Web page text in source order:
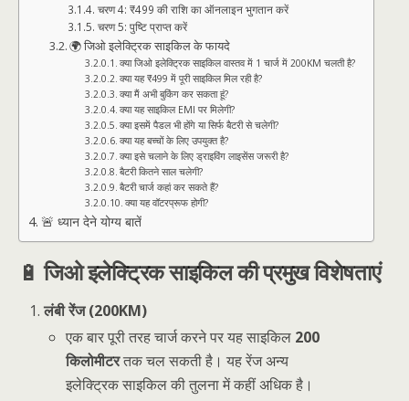
चरण 4: ₹499 की राशि का ऑनलाइन भुगतान करें
चरण 5: पुष्टि प्राप्त करें
🌍 जिओ इलेक्ट्रिक साइकिल के फायदे
क्या जिओ इलेक्ट्रिक साइकिल वास्तव में 1 चार्ज में 200KM चलती है?
क्या यह ₹499 में पूरी साइकिल मिल रही है?
क्या मैं अभी बुकिंग कर सकता हूं?
क्या यह साइकिल EMI पर मिलेगी?
क्या इसमें पैडल भी होंगे या सिर्फ बैटरी से चलेगी?
क्या यह बच्चों के लिए उपयुक्त है?
क्या इसे चलाने के लिए ड्राइविंग लाइसेंस जरूरी है?
बैटरी कितने साल चलेगी?
बैटरी चार्ज कहां कर सकते हैं?
क्या यह वॉटरप्रूफ होगी?
🚨 ध्यान देने योग्य बातें
🔋जिओ इलेक्ट्रिक साइकिल की प्रमुख विशेषताएं
लंबी रेंज (200KM)
एक बार पूरी तरह चार्ज करने पर यह साइकिल 200
किलोमीटरतक चल सकती है। यह रेंज अन्य
इलेक्ट्रिक साइकिल की तुलना में कहीं अधिक है।